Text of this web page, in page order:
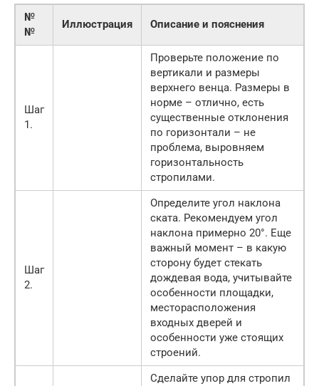
№
№
Иллюстрация Описание и пояснения
Шаг
1.
Проверьте положение по
вертикали и размеры
верхнего венца. Размеры в
норме – отлично, есть
существенные отклонения
по горизонтали – не
проблема, выровняем
горизонтальность
стропилами.
Шаг
2.
Определите угол наклона
ската. Рекомендуем угол
наклона примерно 20°. Еще
важный момент – в какую
сторону будет стекать
дождевая вода, учитывайте
особенности площадки,
месторасположения
входных дверей и
особенности уже стоящих
строений.
Сделайте упор для стропил